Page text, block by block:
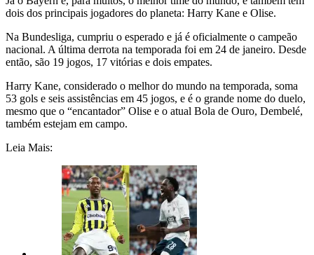
dois dos principais jogadores do planeta: Harry Kane e Olise.
Na Bundesliga, cumpriu o esperado e já é oficialmente o campeão
nacional. A última derrota na temporada foi em 24 de janeiro. Desde
então, são 19 jogos, 17 vitórias e dois empates.
Harry Kane, considerado o melhor do mundo na temporada, soma
53 gols e seis assistências em 45 jogos, e é o grande nome do duelo,
mesmo que o “encantador” Olise e o atual Bola de Ouro, Dembelé,
também estejam em campo.
Leia Mais: